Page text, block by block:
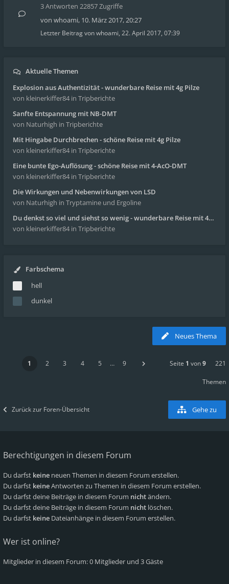
3 Antworten 22857 Zugriffe
von whoami, 10. März 2017, 20:27
Letzter Beitrag vonwhoami, 22. April 2017, 07:39
Aktuelle Themen
Explosion aus Authentizität - wunderbare Reise mit 4g Pilze
von kleinerkiffer84 in Tripberichte
Sanfte Entspannung mit NB-DMT
von Naturhigh in Tripberichte
Mit Hingabe Durchbrechen - schöne Reise mit 4g Pilze
von kleinerkiffer84 in Tripberichte
Eine bunte Ego-Auflösung - schöne Reise mit 4-AcO-DMT
von kleinerkiffer84 in Tripberichte
Die Wirkungen und Nebenwirkungen von LSD
von Naturhigh in Tryptamine und Ergoline
Du denkst so viel und siehst so wenig - wunderbare Reise mit 4g Pilze
von kleinerkiffer84 in Tripberichte
Farbschema
hell
dunkel
Neues Thema
1 2 3 4 5 … 9 Seite 1 von9 221
Themen
Zurück zur Foren-Übersicht Gehe zu
Berechtigungen in diesem Forum
Du darfst keine neuen Themen in diesem Forum erstellen.
Du darfst keineAntworten zu Themen in diesem Forum erstellen.
Du darfst deine Beiträge in diesem Forum nichtändern.
Du darfst deine Beiträge in diesem Forum nicht löschen.
Du darfst keine Dateianhänge in diesem Forum erstellen.
Wer ist online?
Mitglieder in diesem Forum: 0 Mitglieder und 3 Gäste